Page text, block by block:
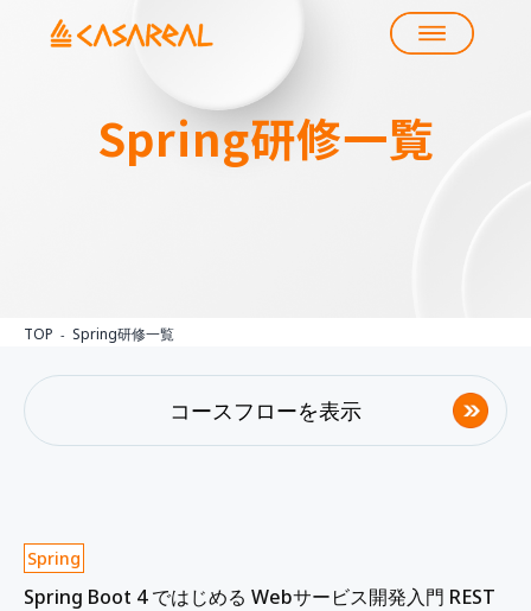
Spring研修一覧
TOP Spring研修一覧
コースフローを表示
Spring
Spring Boot 4 ではじめる Webサービス開発入門 REST